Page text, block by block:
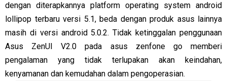
dengan diterapkannya platform operating system android
lollipop terbaru versi 5.1, beda dengan produk asus lainnya
masih di versi android 5.0.2. Tidak ketinggalan penggunaan
Asus ZenUI V2.0 pada asus zenfone go memberi
pengalaman yang tidak terlupakan akan keindahan,
kenyamanan dan kemudahan dalam pengoperasian.